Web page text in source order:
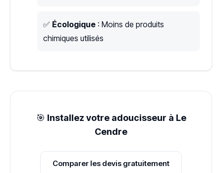
✅ Écologique : Moins de produits
chimiques utilisés
🎯 Installez votre adoucisseur à Le
Cendre
Comparer les devis gratuitement